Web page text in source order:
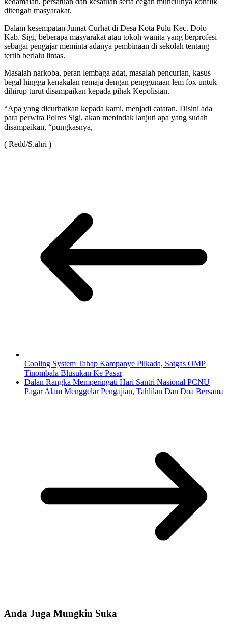
ditengah masyarakat.
Dalam kesempatan Jumat Curhat di Desa Kota Pulu Kec. Dolo
Kab. Sigi, beberapa masyarakat atau tokoh wanita yang berprofesi
sebagai pengajar meminta adanya pembinaan di sekolah tentang
tertib berlalu lintas.
Masalah narkoba, peran lembaga adat, masalah pencurian, kasus
begal hingga kenakalan remaja dengan penggunaan lem fox untuk
dihirup turut disampaikan kepada pihak Kepolisian.
“Apa yang dicurhatkan kepada kami, menjadi catatan. Disini ada
para perwira Polres Sigi, akan menindak lanjuti apa yang sudah
disampaikan, “pungkasnya,
( Redd/S.ahri )
Cooling System Tahap Kampanye Pilkada, Satgas OMP
Tinombala Blusukan Ke Pasar
Dalan Rangka Memperingati Hari Santri Nasional PCNU
Pagar Alam Menggelar Pengajian, Tahlilan Dan Doa Bersama
Anda Juga Mungkin Suka